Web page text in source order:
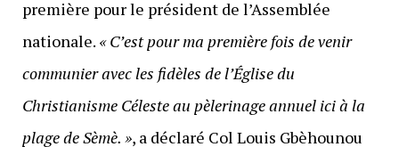
première pour le président de l’Assemblée
nationale. « C’est pour ma première fois de venir
communier avec les fidèles de l’Église du
Christianisme Céleste au pèlerinage annuel ici à la
plage de Sèmè. », a déclaré Col Louis Gbèhounou